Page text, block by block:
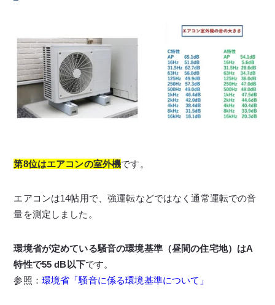
第8位はエアコンの室外機です。
エアコンは14帖用で、強運転などではなく通常運転での音
量を測定しました。
環境省が定めている騒音の環境基準（昼間の住宅地）はA
特性で55 dB以下です。
参照： 環境省「騒音に係る環境基準について」